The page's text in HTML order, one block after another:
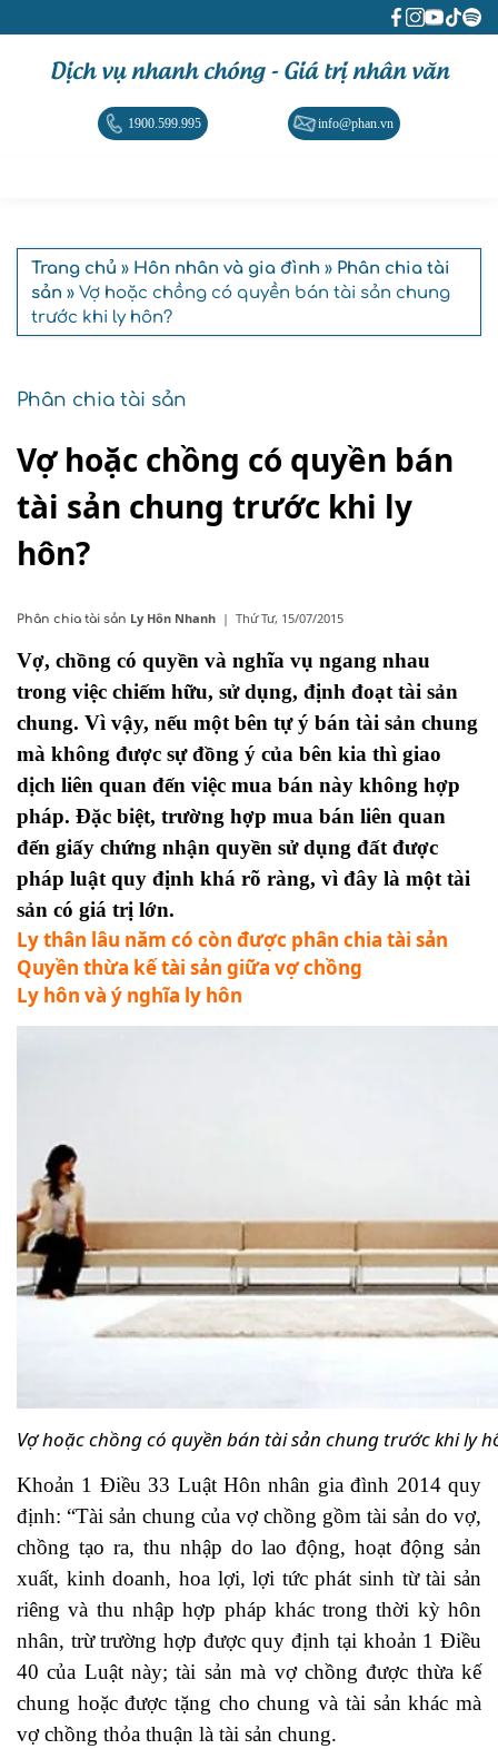
Dịch vụ nhanh chóng - Giá trị nhân văn
1900.599.995 info@phan.vn
Trang chủ » Hôn nhân và gia đình » Phân chia tài
sản » Vợ hoặc chồng có quyền bán tài sản chung
trước khi ly hôn?
Phân chia tài sản
Vợ hoặc chồng có quyền bán
tài sản chung trước khi ly
hôn?
Phân chia tài sản Ly Hôn Nhanh | Thứ Tư, 15/07/2015
Vợ, chồng có quyền và nghĩa vụ ngang nhau
trong việc chiếm hữu, sử dụng, định đoạt tài sản
chung. Vì vậy, nếu một bên tự ý bán tài sản chung
mà không được sự đồng ý của bên kia thì giao
dịch liên quan đến việc mua bán này không hợp
pháp. Đặc biệt, trường hợp mua bán liên quan
đến giấy chứng nhận quyền sử dụng đất được
pháp luật quy định khá rõ ràng, vì đây là một tài
sản có giá trị lớn.
Ly thân lâu năm có còn được phân chia tài sản
Quyền thừa kế tài sản giữa vợ chồng
Ly hôn và ý nghĩa ly hôn
Vợ hoặc chồng có quyền bán tài sản chung trước khi ly
Khoản 1 Điều 33 Luật Hôn nhân gia đình 2014 quy
định: “Tài sản chung của vợ chồng gồm tài sản do vợ,
chồng tạo ra, thu nhập do lao động, hoạt động sản
xuất, kinh doanh, hoa lợi, lợi tức phát sinh từ tài sản
riêng và thu nhập hợp pháp khác trong thời kỳ hôn
nhân, trừ trường hợp được quy định tại khoản 1 Điều
40 của Luật này; tài sản mà vợ chồng được thừa kế
chung hoặc được tặng cho chung và tài sản khác mà
vợ chồng thỏa thuận là tài sản chung.